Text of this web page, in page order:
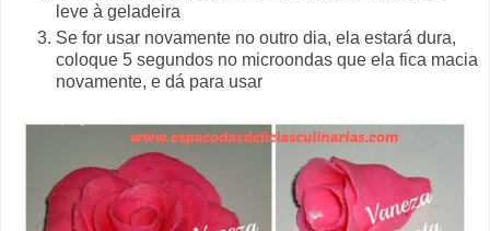
leve à geladeira
Se for usar novamente no outro dia, ela estará dura,
coloque 5 segundos no microondas que ela fica macia
novamente, e dá para usar